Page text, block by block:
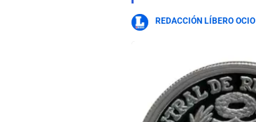
REDACCIÓN LÍBERO OCIO